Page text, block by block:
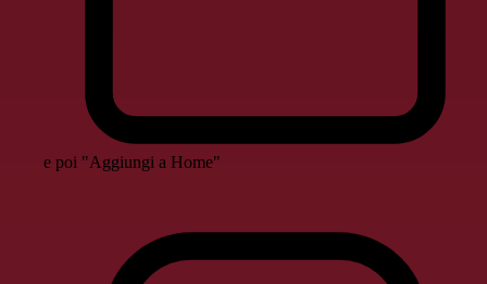
e poi "Aggiungi a Home"